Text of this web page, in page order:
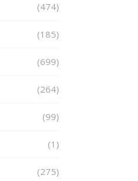
(474)
(185)
(699)
(264)
(99)
(1)
(275)